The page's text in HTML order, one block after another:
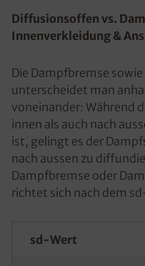
Diffusionsoffen vs.
Innenverkleidung &
Die Dampfbremse
unterscheidet man
voneinander: Während
innen als auch nach
ist, gelingt es der
nach aussen zu
Dampfbremse oder
richtet sich nach dem
sd-Wert